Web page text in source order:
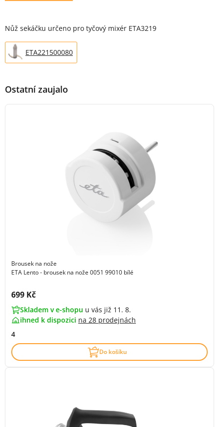
Nůž sekáčku určeno pro tyčový mixér ETA3219
ETA221500080
Ostatní zaujalo
Brousek na nože
ETA Lento - brousek na nože 0051 99010 bílé
Cena s DPH:
699 Kč
Skladem v e-shopu u vás již 11. 8.
ihned k dispozici na 28 prodejnách
4
Do košíku